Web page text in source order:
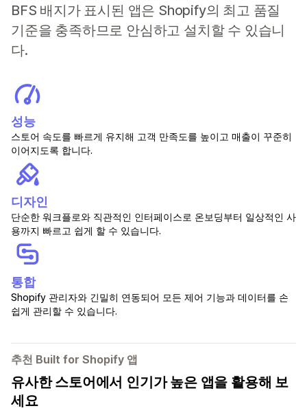
BFS 배지가 표시된 앱은 Shopify의 최고 품질
기준을 충족하므로 안심하고 설치할 수 있습니
다.
성능
스토어 속도를 빠르게 유지해 고객 만족도를 높이고 매출이 꾸준히
이어지도록 합니다.
디자인
단순한 워크플로와 직관적인 인터페이스로 온보딩부터 일상적인 사
용까지 빠르고 쉽게 할 수 있습니다.
통합
Shopify 관리자와 긴밀히 연동되어 모든 제어 기능과 데이터를 손
쉽게 관리할 수 있습니다.
추천 Built for Shopify 앱
유사한 스토어에서 인기가 높은 앱을 활용해 보
세요